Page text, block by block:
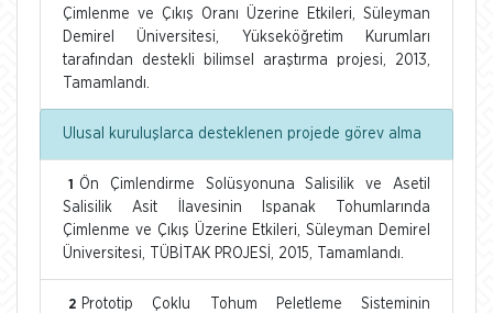
Çimlenme ve Çıkış Oranı Üzerine Etkileri, Süleyman
Demirel Üniversitesi, Yükseköğretim Kurumları
tarafından destekli bilimsel araştırma projesi, 2013,
Tamamlandı.
Ulusal kuruluşlarca desteklenen projede görev alma
1
Ön Çimlendirme Solüsyonuna Salisilik ve Asetil
Salisilik Asit İlavesinin Ispanak Tohumlarında
Çimlenme ve Çıkış Üzerine Etkileri, Süleyman Demirel
Üniversitesi, TÜBİTAK PROJESİ, 2015, Tamamlandı.
2 Prototip Çoklu Tohum Peletleme Sisteminin